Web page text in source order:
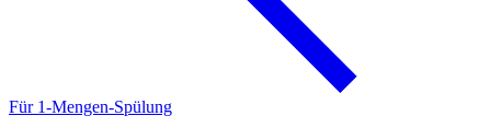
Für 1-Mengen-Spülung